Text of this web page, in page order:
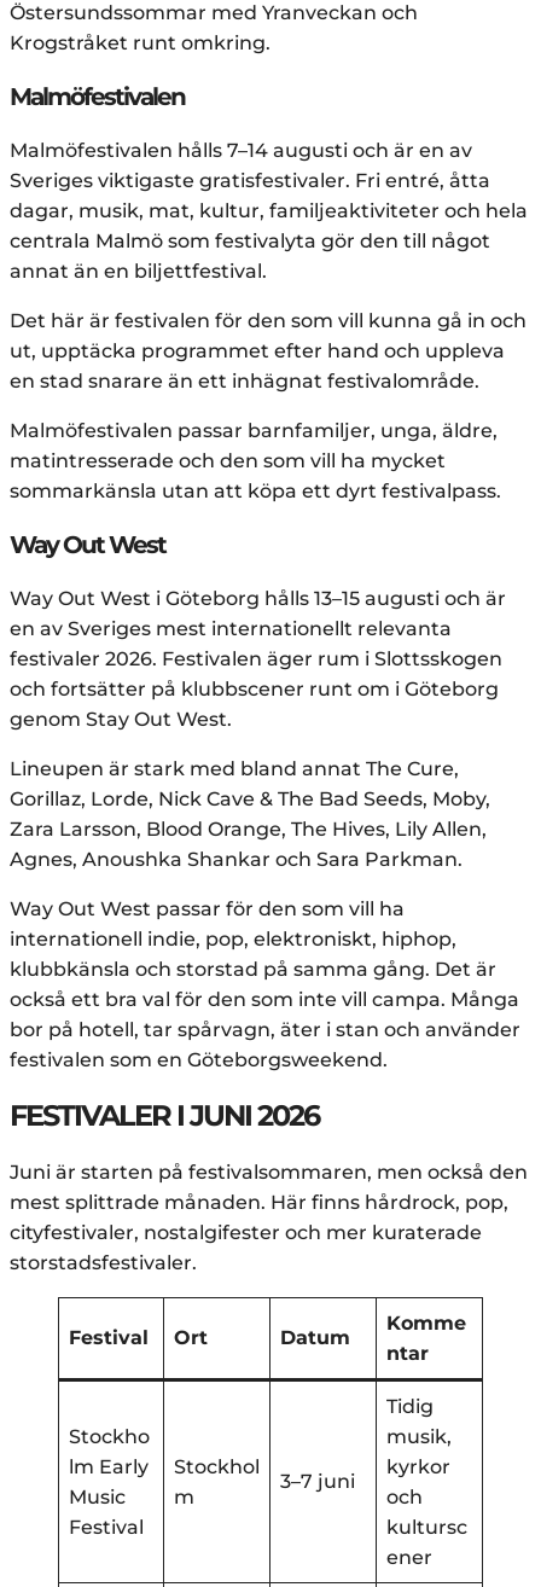
Östersundssommar med Yranveckan och
Krogstråket runt omkring.
Malmöfestivalen
Malmöfestivalen hålls 7–14 augusti och är en av
Sveriges viktigaste gratisfestivaler. Fri entré, åtta
dagar, musik, mat, kultur, familjeaktiviteter och hela
centrala Malmö som festivalyta gör den till något
annat än en biljettfestival.
Det här är festivalen för den som vill kunna gå in och
ut, upptäcka programmet efter hand och uppleva
en stad snarare än ett inhägnat festivalområde.
Malmöfestivalen passar barnfamiljer, unga, äldre,
matintresserade och den som vill ha mycket
sommarkänsla utan att köpa ett dyrt festivalpass.
Way Out West
Way Out West i Göteborg hålls 13–15 augusti och är
en av Sveriges mest internationellt relevanta
festivaler 2026. Festivalen äger rum i Slottsskogen
och fortsätter på klubbscener runt om i Göteborg
genom Stay Out West.
Lineupen är stark med bland annat The Cure,
Gorillaz, Lorde, Nick Cave & The Bad Seeds, Moby,
Zara Larsson, Blood Orange, The Hives, Lily Allen,
Agnes, Anoushka Shankar och Sara Parkman.
Way Out West passar för den som vill ha
internationell indie, pop, elektroniskt, hiphop,
klubbkänsla och storstad på samma gång. Det är
också ett bra val för den som inte vill campa. Många
bor på hotell, tar spårvagn, äter i stan och använder
festivalen som en Göteborgsweekend.
FESTIVALER I JUNI 2026
Juni är starten på festivalsommaren, men också den
mest splittrade månaden. Här finns hårdrock, pop,
cityfestivaler, nostalgifester och mer kuraterade
storstadsfestivaler.
Festival Ort Datum
Komme
ntar
Stockho
lm Early
Music
Festival
Stockhol
m
3–7 juni
Tidig
musik,
kyrkor
och
kultursc
ener